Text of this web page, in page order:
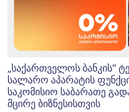
„საქართველოს ბანკის“
სალარო აპარატის
საკომისიო საბარათე
მცირე ბიზნესისთვის